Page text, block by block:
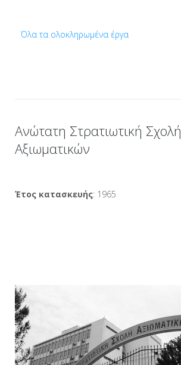
Όλα τα ολοκληρωμένα έργα
Ανώτατη Στρατιωτική Σχολή
Αξιωματικών
Έτος κατασκευής: 1965